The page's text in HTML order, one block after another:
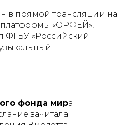
в прямой трансляции на
платформы «ОРФЕЙ»,
ФГБУ «Российский
фонда мира
зачитала